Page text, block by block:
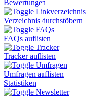
Bewertungen
Linkverzeichnis
Verzeichnis durchstöbern
FAQs
FAQs auflisten
Tracker
Tracker auflisten
Umfragen
Umfragen auflisten
Statistiken
Newsletter